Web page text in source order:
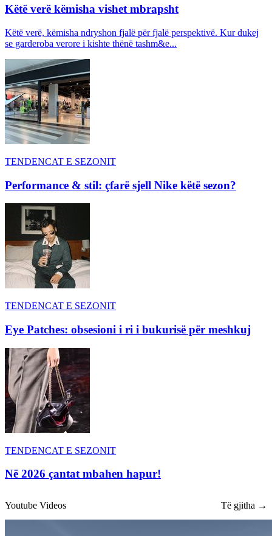
Këtë verë këmisha vishet mbrapsht
Këtë verë, këmisha ndryshon fjalë për fjalë perspektivë. Kur dukej
se garderoba verore i kishte thënë tashm&e...
TENDENCAT E SEZONIT
Performance & stil: çfarë sjell Nike këtë sezon?
TENDENCAT E SEZONIT
Eye Patches: obsesioni i ri i bukurisë për meshkuj
TENDENCAT E SEZONIT
Në 2026 çantat mbahen hapur!
Youtube Videos Të gjitha →